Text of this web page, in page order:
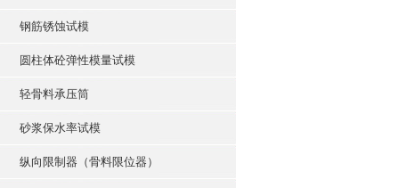
钢筋锈蚀试模
圆柱体砼弹性模量试模
轻骨料承压筒
砂浆保水率试模
纵向限制器（骨料限位器）